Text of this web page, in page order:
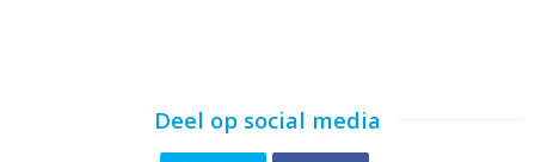
Deel op social media